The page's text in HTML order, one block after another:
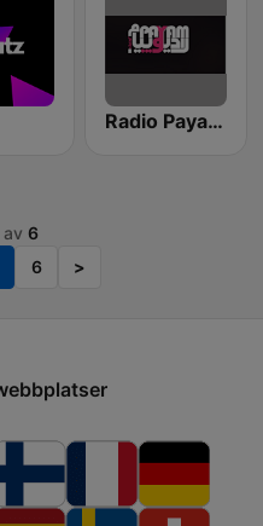
Radio Payam Sweden رادیو پیام گوتنبرگ
av 6
6 >